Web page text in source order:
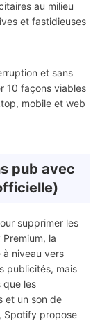
au milieu
et fastidieuses
et sans
10 façons viables
mobile et web
pub avec
supprimer les
la
à niveau vers
publicités, mais
que les
et un son de
Spotify propose